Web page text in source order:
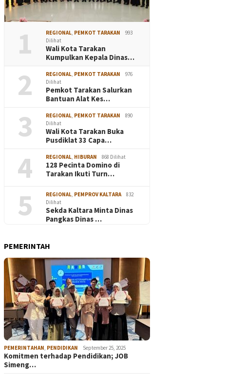
1 REGIONAL PEMKOT TARAKAN
993
Dilihat
Wali Kota Tarakan
Kumpulkan Kepala Dinas…
2 REGIONAL PEMKOT TARAKAN
976
Dilihat
Pemkot Tarakan Salurkan
Bantuan Alat Kes…
3 REGIONAL PEMKOT TARAKAN
890
Dilihat
Wali Kota Tarakan Buka
Pusdiklat 33 Capa…
4 REGIONAL HIBURAN 868 Dilihat
128 Pecinta Domino di
Tarakan Ikuti Turn…
5 REGIONAL PEMPROV KALTARA
832
Dilihat
Sekda Kaltara Minta Dinas
Pangkas Dinas …
PEMERINTAH
PEMERINTAHAN PENDIDIKAN September 25, 2025
Komitmen terhadap Pendidikan; JOB
Simeng…